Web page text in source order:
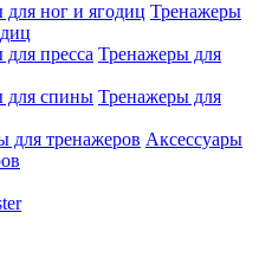
Тренажеры
Тренажеры для
Тренажеры для
Аксессуары